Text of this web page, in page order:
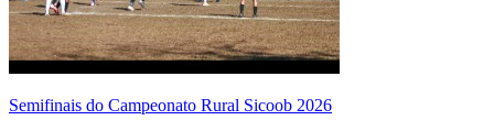
Semifinais do Campeonato Rural Sicoob 2026